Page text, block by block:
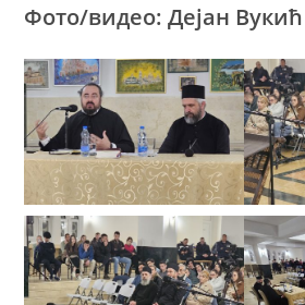
Фото/видео: Дејан Вукић